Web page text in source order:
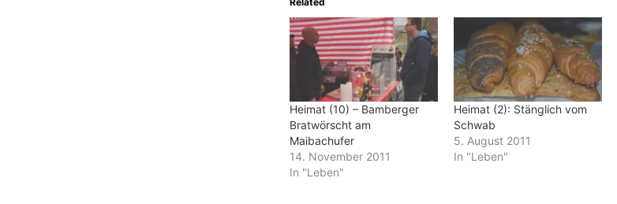
Heimat (10) – Bamberger
Bratwörscht am
Maibachufer
14. November 2011
In "Leben"
Heimat (2): Stänglich vom
Schwab
5. August 2011
In "Leben"